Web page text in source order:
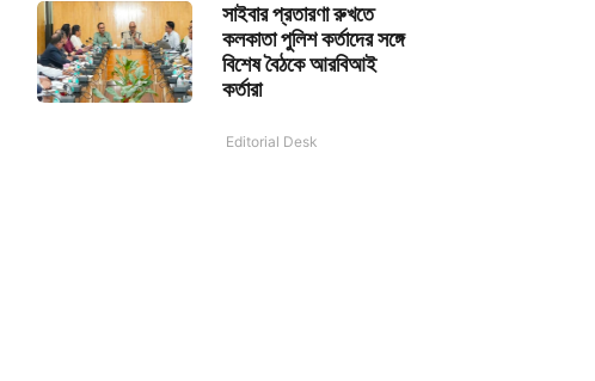
সাইবার প্রতারণা রুখতে
কলকাতা পুলিশ কর্তাদের সঙ্গে
বিশেষ বৈঠকে আরবিআই
কর্তারা
Editorial Desk